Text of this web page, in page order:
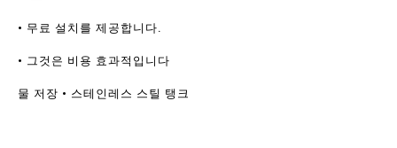
• 무료 설치를 제공합니다.
• 그것은 비용 효과적입니다
물 저장 • 스테인레스 스틸 탱크